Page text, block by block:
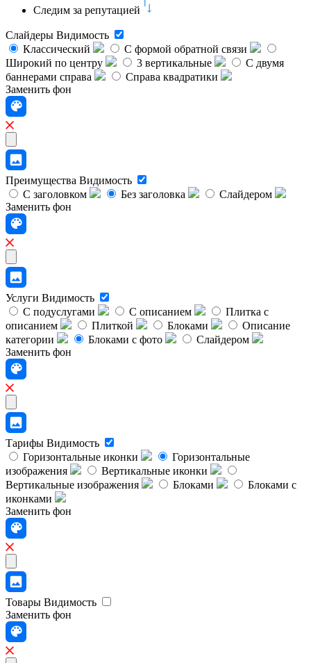
Следим за репутацией
Слайдеры Видимость
Классический
C формой обратной связи
Широкий по центру
3 вертикальные
С двумя
баннерами справа
Справа квадратики
Заменить фон
Преимущества Видимость
С заголовком
Без заголовка
Слайдером
Заменить фон
Услуги Видимость
С подуслугами
С описанием
Плитка с
описанием
Плиткой Блоками
Описание
категории
Блоками с фото
Слайдером
Заменить фон
Тарифы Видимость
Горизонтальные иконки
Горизонтальные
изображения
Вертикальные иконки
Вертикальные изображения
Блоками
Блоками с
иконками
Заменить фон
Товары Видимость
Заменить фон